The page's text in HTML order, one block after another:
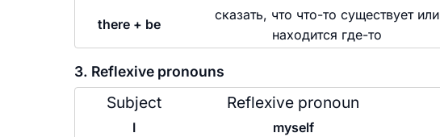
there + be
сказать, что что-то существует или
находится где-то
3. Reflexive pronouns
Subject Reflexive pronoun
I myself